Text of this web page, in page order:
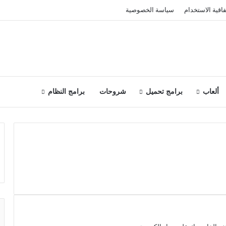
الاستخدام سياسة الخصوصية
ألعاب برامج تحميل شروحات
برامج النظام